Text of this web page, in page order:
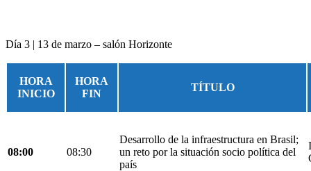
Día 3 | 13 de marzo – salón Horizonte
HORA
INICIO
HORA
FIN
TÍTULO
08:00 08:30
Desarrollo de la infraestructura en Brasil;
un reto por la situación socio política del
país